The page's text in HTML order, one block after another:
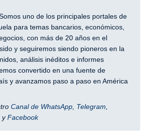
uno de los principales portales de
para temas bancarios, económicos,
con más de 20 años en el
y seguiremos siendo pioneros en la
análisis inéditos e informes
convertido en una fuente de
y avanzamos paso a paso en América
Canal de WhatsApp Telegram
yFacebook